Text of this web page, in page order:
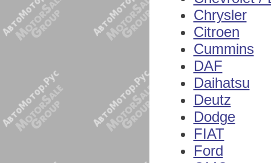
Chrysler
Citroen
Cummins
DAF
Daihatsu
Deutz
Dodge
FIAT
Ford